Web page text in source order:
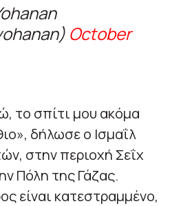
October
το σπίτι μου ακόμα
δήλωσε ο Ισμαΐλ
στην περιοχή Σεΐχ
Πόλη της Γάζας.
είναι κατεστραμμένο,